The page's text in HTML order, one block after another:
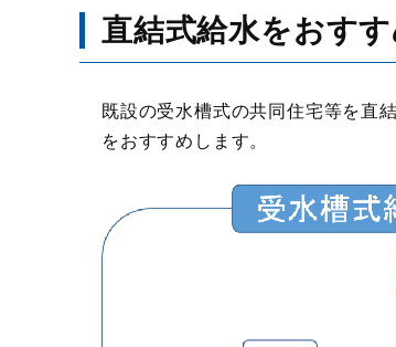
直結式給水をおす
既設の受水槽式の共同住宅等を直
をおすすめします。